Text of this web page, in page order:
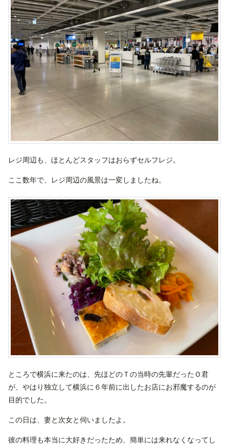
レジ周辺も、ほとんどスタッフはおらずセルフレジ。
ここ数年で、レジ周辺の風景は一変しましたね。
ところで横浜に来たのは、先ほどのＴの当時の先輩だったＯ君
が、やはり独立して横浜に６年前に出したお店にお邪魔するのが
目的でした。
この日は、妻と次女と伺いましたよ。
彼の料理も本当に大好きだったため、簡単には来れなくなってし